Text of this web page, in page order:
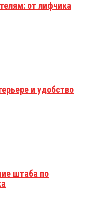
от лифчика
и удобство
штаба по